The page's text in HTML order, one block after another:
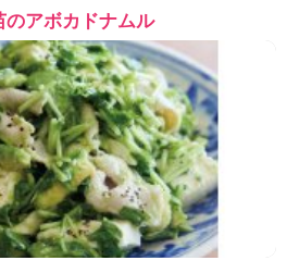
のアボカドナムル